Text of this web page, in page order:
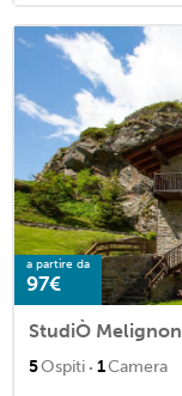
a partire da
97€
StudiÒ Melignon
5Ospiti · 1Camera